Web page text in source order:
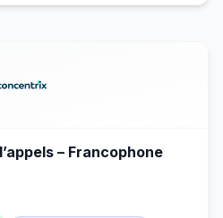
– Francophone